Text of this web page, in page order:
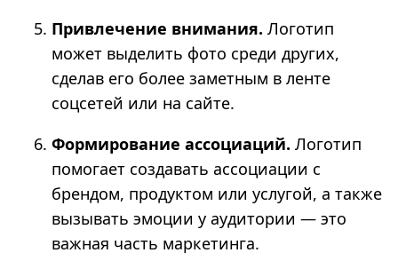
Привлечение внимания. Логотип
может выделить фото среди других,
сделав его более заметным в ленте
соцсетей или на сайте.
Формирование ассоциаций. Логотип
помогает создавать ассоциации с
брендом, продуктом или услугой, а также
вызывать эмоции у аудитории — это
важная часть маркетинга.